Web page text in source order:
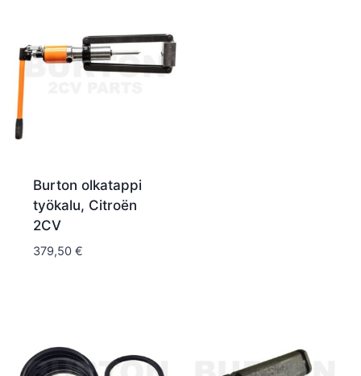
Burton olkatappi
työkalu, Citroën
2CV
379,50 €